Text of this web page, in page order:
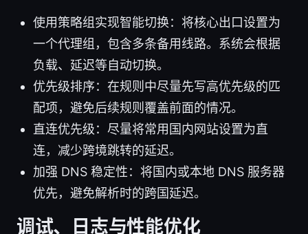
使用策略组实现智能切换：将核心出口设置为
一个代理组，包含多条备用线路。系统会根据
负载、延迟等自动切换。
优先级排序：在规则中尽量先写高优先级的匹
配项，避免后续规则覆盖前面的情况。
直连优先级：尽量将常用国内网站设置为直
连，减少跨境跳转的延迟。
加强 DNS 稳定性：将国内或本地 DNS 服务器
优先，避免解析时的跨国延迟。
调试、日志与性能优化